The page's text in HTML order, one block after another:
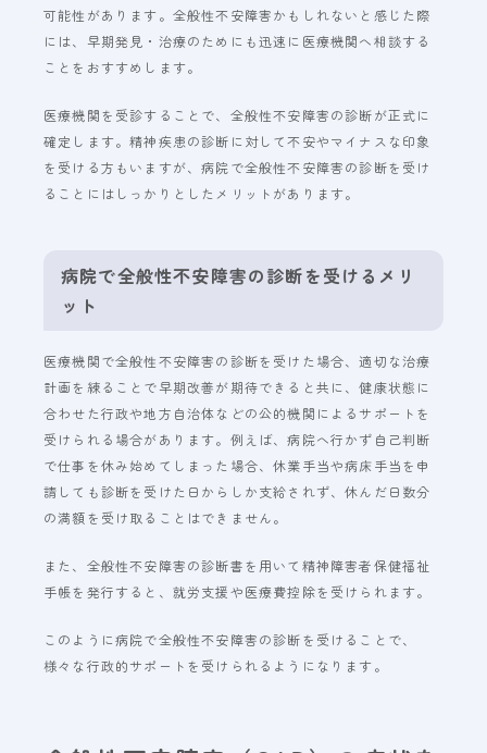
可能性があります。全般性不安障害かもしれないと感じた際
には、早期発見・治療のためにも迅速に医療機関へ相談する
ことをおすすめします。
医療機関を受診することで、全般性不安障害の診断が正式に
確定します。精神疾患の診断に対して不安やマイナスな印象
を受ける方もいますが、病院で全般性不安障害の診断を受け
ることにはしっかりとしたメリットがあります。
病院で全般性不安障害の診断を受けるメリ
ット
医療機関で全般性不安障害の診断を受けた場合、適切な治療
計画を練ることで早期改善が期待できると共に、健康状態に
合わせた行政や地方自治体などの公的機関によるサポートを
受けられる場合があります。例えば、病院へ行かず自己判断
で仕事を休み始めてしまった場合、休業手当や病床手当を申
請しても診断を受けた日からしか支給されず、休んだ日数分
の満額を受け取ることはできません。
また、全般性不安障害の診断書を用いて精神障害者保健福祉
手帳を発行すると、就労支援や医療費控除を受けられます。
このように病院で全般性不安障害の診断を受けることで、
様々な行政的サポートを受けられるようになります。